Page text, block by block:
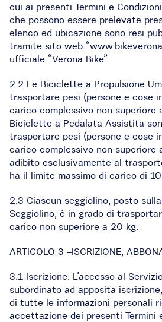
cui ai presenti Termini e
che possono essere prelevate
elenco ed ubicazione sono resi
tramite sito web
ufficiale “Verona Bike”.
2.2 Le Biciclette a Propulsione
trasportare pesi (persone e cose
carico complessivo non superiore
Biciclette a Pedalata Assistita
trasportare pesi (persone e cose
carico complessivo non superiore
adibito esclusivamente al
ha il limite massimo di carico di
2.3 Ciascun seggiolino, posto
Seggiolino, è in grado di
carico non superiore a 20 kg.
ARTICOLO 3 –ISCRIZIONE,
3.1 Iscrizione. L’accesso al
subordinato ad apposita
di tutte le informazioni personali
accettazione dei presenti Termini